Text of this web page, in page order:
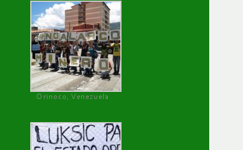
Orinoco, Venezuela